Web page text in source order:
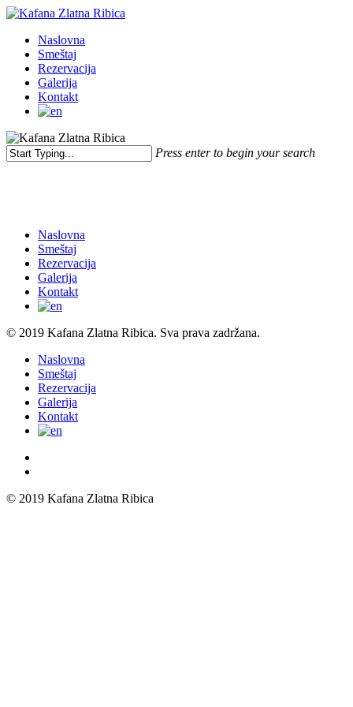
Skip
main
content
Menu
Naslovna
Smeštaj
Rezervacija
Galerija
Kontakt
Press enter to begin your search
Naslovna
Smeštaj
Rezervacija
Galerija
Kontakt
© 2019 Kafana Zlatna Ribica. Sva prava zadržana.
Close
Menu
Naslovna
Smeštaj
Rezervacija
Galerija
Kontakt
© 2019 Kafana Zlatna Ribica